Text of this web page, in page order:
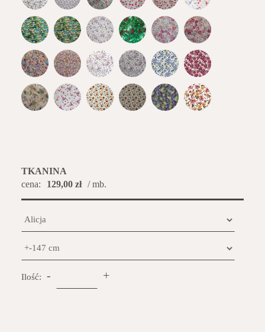
TKANINA
cena:
129,00 zł / mb.
Ilość: - +